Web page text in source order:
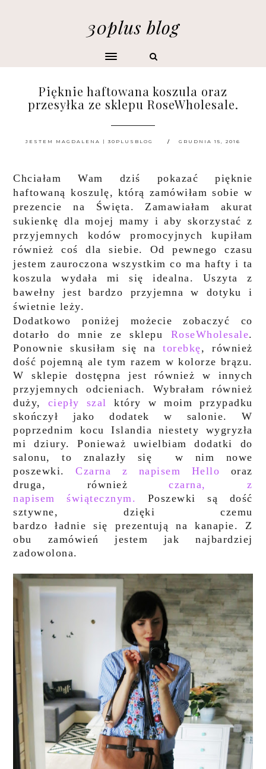
30plus blog
Pięknie haftowana koszula oraz
przesyłka ze sklepu RoseWholesale.
JESTEM MAGDALENA | 30PLUSBLOG GRUDNIA 15, 2016
Chciałam Wam dziś pokazać pięknie
haftowaną koszulę, którą zamówiłam sobie w
prezencie na Święta. Zamawiałam akurat
sukienkę dla mojej mamy i aby skorzystać z
przyjemnych kodów promocyjnych kupiłam
również coś dla siebie. Od pewnego czasu
jestem zauroczona wszystkim co ma hafty i ta
koszula wydała misię idealna. Uszyta z
bawełny jest bardzo przyjemna w dotyku i
świetnie leży.
Dodatkowo poniżej możecie zobaczyć co
dotarło do mnie ze sklepu RoseWholesale.
Ponownie skusiłam się natorebkę, również
dość pojemną ale tym razem w kolorze brązu.
W sklepie dostępna jest również w innych
przyjemnych odcieniach. Wybrałam również
duży, ciepły szal który w moim przypadku
skończył jako dodatek w salonie. W
poprzednim kocu Islandia niestety wygryzła
mi dziury. Ponieważ uwielbiam dodatki do
salonu, to znalazły się w nim nowe
poszewki.Czarna z napisem Hello oraz
druga, równieżczarna, z
napisem świątecznym.
Poszewki są dość
sztywne, dzięki czemu
bardzo ładnie się prezentują na kanapie. Z
obu zamówień jestem jak najbardziej
zadowolona.